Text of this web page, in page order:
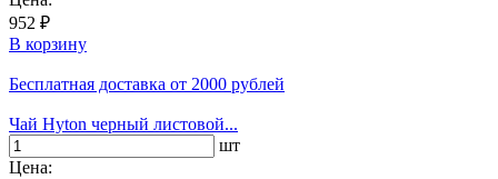
952 ₽
В корзину
Бесплатная доставка от 2000 рублей
Чай Hyton черный листовой...
шт
Цена: